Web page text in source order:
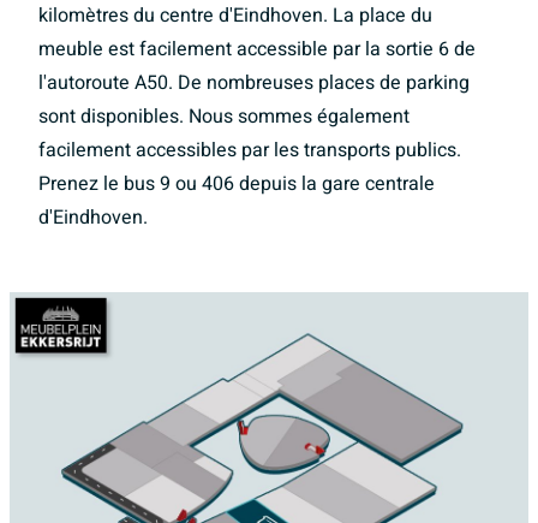
kilomètres du centre d'Eindhoven. La place du
meuble est facilement accessible par la sortie 6 de
l'autoroute A50. De nombreuses places de parking
sont disponibles. Nous sommes également
facilement accessibles par les transports publics.
Prenez le bus 9 ou 406 depuis la gare centrale
d'Eindhoven.